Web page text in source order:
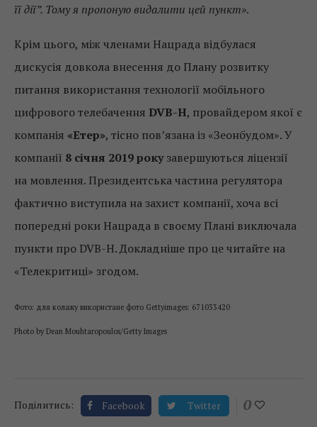
її дії”. Тому я пропоную видалити цей пункт».
Крім цього, між членами Нацрада відбулася
дискусія довкола внесення до Плану розвитку
питання використання технології мобільного
цифрового телебачення DVB-H, провайдером якої є
компанія «Етер», тісно пов’язана із «Зеонбудом». У
компанії 8 січня 2019 рокузавершуються ліцензії
на мовлення. Президентська частина регулятора
фактично виступила на захист компанії, хоча всі
попередні роки Нацрада в своєму Плані виключала
пункти про DVB-H. Докладніше про це читайте на
«Телекритиці» згодом.
Фото: для колажу використане фото Gettyimages: 671033420
Photo by Dean Mouhtaropoulos/Getty Images
Поділитись: Facebook Twitter 0